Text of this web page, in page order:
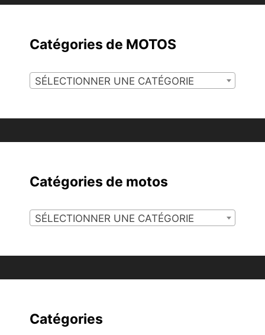
Catégories de MOTOS
SÉLECTIONNER UNE CATÉGORIE
Catégories de motos
SÉLECTIONNER UNE CATÉGORIE
Catégories